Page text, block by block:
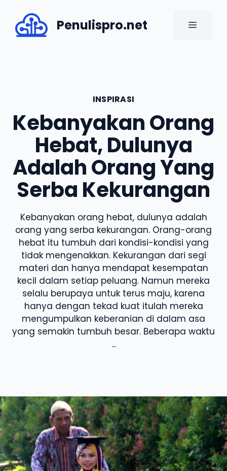
content
Penulispro.net MENU
INSPIRASI
Kebanyakan Orang
Hebat, Dulunya
Adalah Orang Yang
Serba Kekurangan
Kebanyakan orang hebat, dulunya adalah
orang yang serba kekurangan. Orang-orang
hebat itu tumbuh dari kondisi-kondisi yang
tidak mengenakkan. Kekurangan dari segi
materi dan hanya mendapat kesempatan
kecil dalam setiap peluang. Namun mereka
selalu berupaya untuk terus maju, karena
hanya dengan tekad kuat itulah mereka
mengumpulkan keberanian di dalam asa
yang semakin tumbuh besar. Beberapa waktu
...